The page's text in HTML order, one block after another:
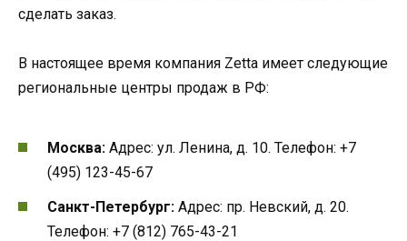
сделать заказ.
В настоящее время компания Zetta имеет следующие
региональные центры продаж в РФ:
Москва: Адрес: ул. Ленина, д. 10. Телефон: +7
(495) 123-45-67
Санкт-Петербург: Адрес: пр. Невский, д. 20.
Телефон: +7 (812) 765-43-21